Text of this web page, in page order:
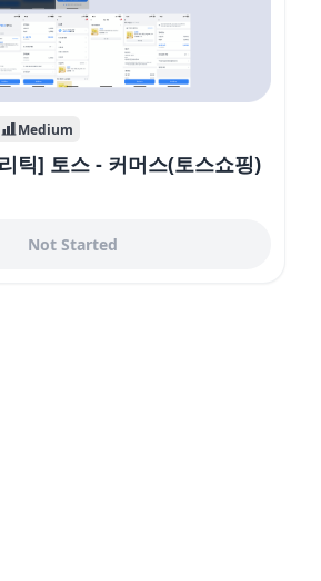
Medium
틱] 토스 - 커머스(토스쇼핑)
Not Started